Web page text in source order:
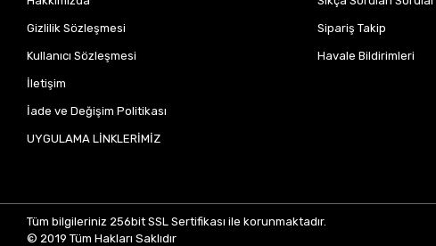
Gizlilik Sözleşmesi
Kullanıcı Sözleşmesi
İletişim
İade ve Değişim Politikası
UYGULAMA LİNKLERİMİZ
Sipariş Takip
Havale Bildirimleri
Tüm bilgileriniz 256bit SSL Sertifikası ile korunmaktadır.
© 2019Tüm Hakları Saklıdır